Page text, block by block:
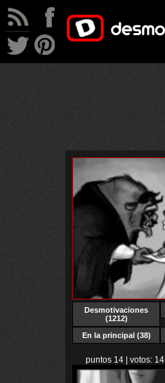
Desmotivaciones
(1212)
En la principal (38)
puntos 14 | votos: 14